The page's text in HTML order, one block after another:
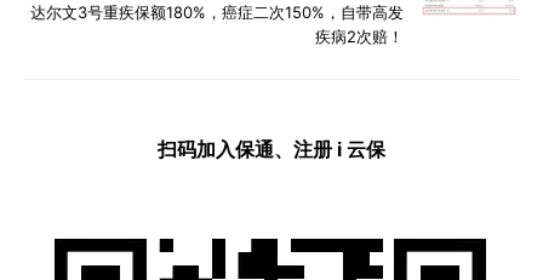
达尔文3号重疾保额180%，癌症二次150%，自带高发
疾病2次赔！
扫码加入保通、注册 i 云保